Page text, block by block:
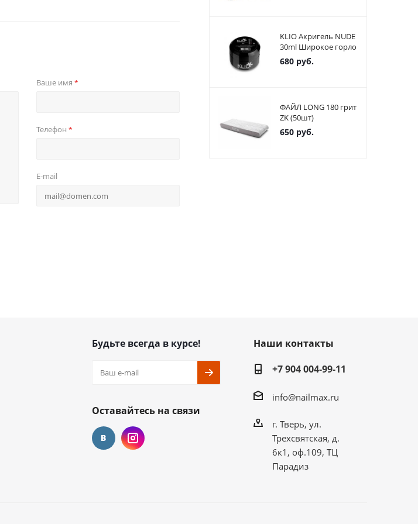
Ваше имя *
Телефон *
E-mail
KLIO Акригель NUDE
30ml Широкое горло
680 руб.
ФАЙЛ LONG 180 грит
ZK (50шт)
650 руб.
Будьте всегда в курсе!
Оставайтесь на связи
Наши контакты
+7 904 004-99-11
info@nailmax.ru
г. Тверь, ул.
Трехсвятская, д.
6к1, оф.109, ТЦ
Парадиз